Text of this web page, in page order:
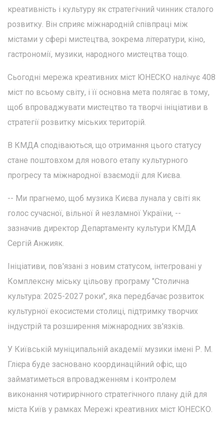
креативність і культуру як стратегічний чинник сталого
розвитку. Він сприяє міжнародній співпраці між
містами у сфері мистецтва, зокрема літератури, кіно,
гастрономії, музики, народного мистецтва тощо.
Сьогодні мережа креативних міст ЮНЕСКО налічує 408
міст по всьому світу, і її основна мета полягає в тому,
щоб впроваджувати мистецтво та творчі ініціативи в
стратегії розвитку міських територій.
В КМДА сподіваються, що отримання цього статусу
стане поштовхом для нового етапу культурного
прогресу та міжнародної взаємодії для Києва.
-- Ми прагнемо, щоб музика Києва лунала у світі як
голос сучасної, вільної й незламної України, --
зазначив директор Департаменту культури КМДА
Сергій Анжияк.
Ініціативи, пов'язані з новим статусом, інтегровані у
Комплексну міську цільову програму "Столична
культура: 2025-2027 роки", яка передбачає розвиток
культурної екосистеми столиці, підтримку творчих
індустрій та розширення міжнародних зв'язків.
У Київській муніципальній академії музики імені Р. М.
Глієра буде засновано координаційний офіс, що
займатиметься впровадженням і контролем
виконання чотирирічного стратегічного плану дій для
міста Київ у рамках Мережі креативних міст ЮНЕСКО.